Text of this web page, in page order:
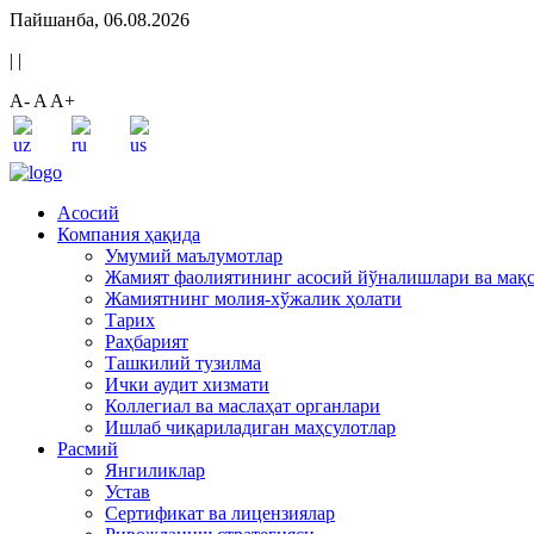
Пайшанба, 06.08.2026
| |
A- A A+
Асосий
Компания ҳақида
Умумий маълумотлар
Жамият фаолиятининг асосий йўналишлари ва
Жамиятнинг молия-хўжалик ҳолати
Тарих
Раҳбарият
Ташкилий тузилма
Ички аудит хизмати
Коллегиал ва маслаҳат органлари
Ишлаб чиқариладиган маҳсулотлар
Расмий
Янгиликлар
Устав
Сертификат ва лицензиялар